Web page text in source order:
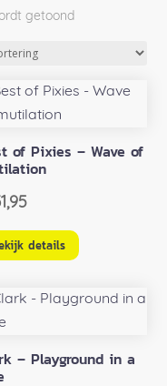
getoond
of Pixies – Wave of
details
– Playground in a